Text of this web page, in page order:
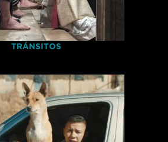
TRÁNSITOS